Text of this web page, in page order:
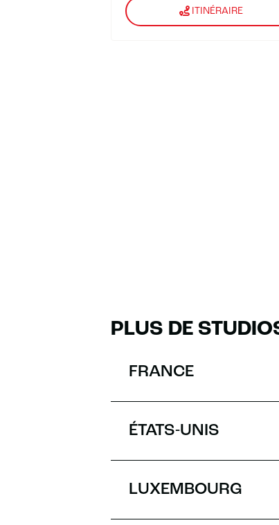
ITINÉRAIRE
PLUS DE
FRANCE
ÉTATS-UNIS
LUXEMBOURG